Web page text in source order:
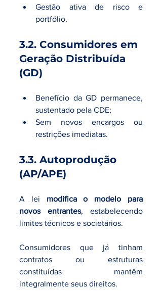
Gestão ativa de risco e
portfólio.
3.2. Consumidores em
Geração Distribuída
(GD)
Benefício da GD permanece,
sustentado pela CDE;
Sem novos encargos ou
restrições imediatas.
3.3. Autoprodução
(AP/APE)
A lei modifica o modelo para
novos entrantes, estabelecendo
limites técnicos e societários.
Consumidores que já tinham
contratos ou estruturas
constituídas mantêm
integralmente seus direitos.